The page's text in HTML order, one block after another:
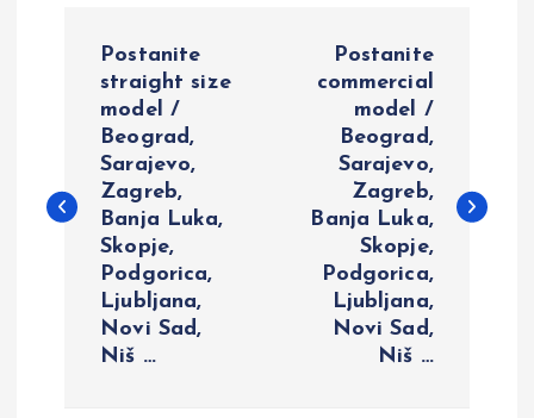
t
Postanite
straight size
model /
Beograd,
Sarajevo,
Zagreb,
Banja Luka,
Skopje,
Podgorica,
Ljubljana,
Novi Sad,
Niš …
Postanite
commercial
model /
Beograd,
Sarajevo,
Zagreb,
Banja Luka,
Skopje,
Podgorica,
Ljubljana,
Novi Sad,
Niš …